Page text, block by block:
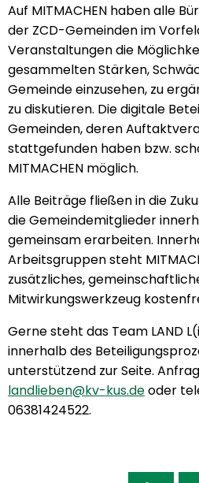
Auf MITMACHEN haben alle
der ZCD-Gemeinden im
Veranstaltungen die
gesammelten Stärken,
Gemeinde einzusehen, zu
zu diskutieren. Die digitale
Gemeinden, deren
stattgefunden haben bzw.
MITMACHEN möglich.
Alle Beiträge fließen in die
die Gemeindemitglieder
gemeinsam erarbeiten.
Arbeitsgruppen steht
zusätzliches,
Mitwirkungswerkzeug
Gerne steht das Team LAND
innerhalb des
unterstützend zur Seite.
landlieben@kv-kus.deoder
06381424522.